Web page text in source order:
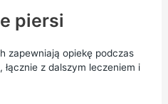
piersi
zapewniają opiekę podczas
z dalszym leczeniem i